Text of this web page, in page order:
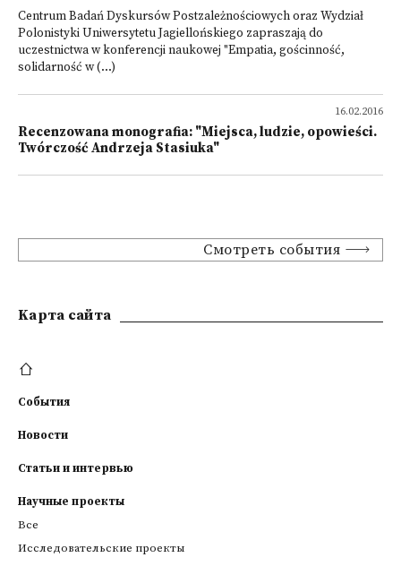
Centrum Badań Dyskursów Postzależnościowych oraz Wydział
Polonistyki Uniwersytetu Jagiellońskiego zapraszają do
uczestnictwa w konferencji naukowej "Empatia, gościnność,
solidarność w (...)
16.02.2016
Recenzowana monografia: "Miejsca, ludzie, opowieści.
Twórczość Andrzeja Stasiuka"
Смотреть события
Kарта сайта
События
Новости
Статьи и интервью
Научные проекты
Все
Исследовательские проекты